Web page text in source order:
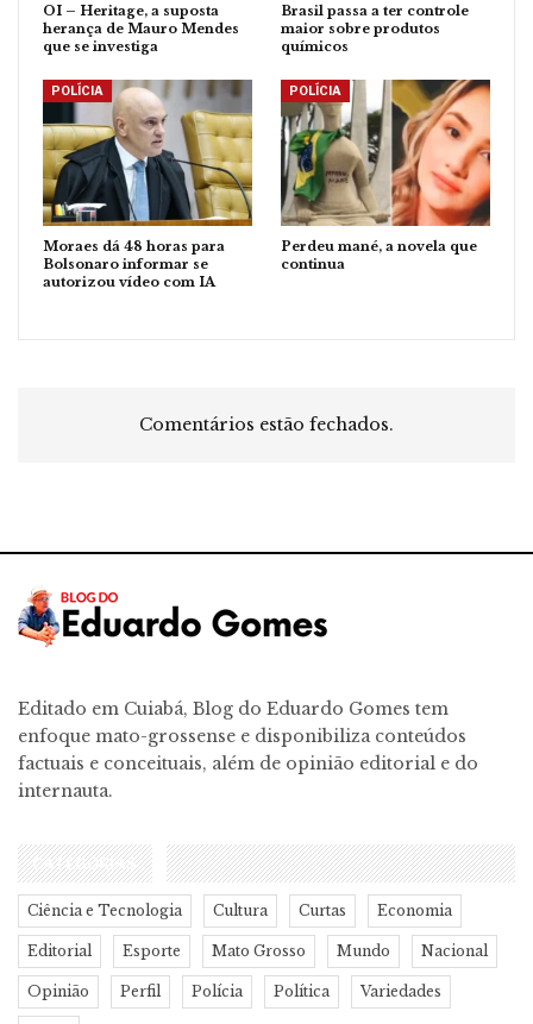
OI – Heritage, a suposta
herança de Mauro Mendes
que se investiga
Brasil passa a ter controle
maior sobre produtos
químicos
POLÍCIA
Moraes dá 48 horas para
Bolsonaro informar se
autorizou vídeo com IA
POLÍCIA
Perdeu mané, a novela que
continua
Comentários estão fechados.
Editado em Cuiabá, Blog do Eduardo Gomes tem
enfoque mato-grossense e disponibiliza conteúdos
factuais e conceituais, além de opinião editorial e do
internauta.
CATEGORIAS
Ciência e Tecnologia Cultura Curtas Economia
Editorial Esporte Mato Grosso Mundo Nacional
Opinião Perfil Polícia Política Variedades